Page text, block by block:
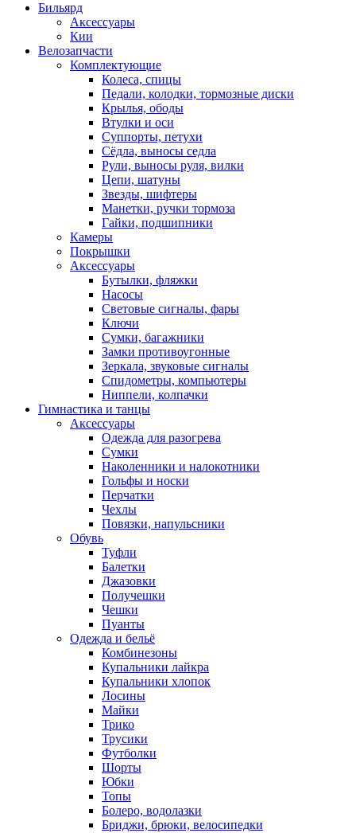
Бильярд
Аксессуары
Кии
Велозапчасти
Комплектующие
Колеса, спицы
Педали, колодки, тормозные диски
Крылья, ободы
Втулки и оси
Суппорты, петухи
Сёдла, выносы седла
Рули, выносы руля, вилки
Цепи, шатуны
Звезды, шифтеры
Манетки, ручки тормоза
Гайки, подшипники
Камеры
Покрышки
Аксессуары
Бутылки, фляжки
Насосы
Световые сигналы, фары
Ключи
Сумки, багажники
Замки противоугонные
Зеркала, звуковые сигналы
Спидометры, компьютеры
Ниппели, колпачки
Гимнастика и танцы
Аксессуары
Одежда для разогрева
Сумки
Наколенники и налокотники
Гольфы и носки
Перчатки
Чехлы
Повязки, напульсники
Обувь
Туфли
Балетки
Джазовки
Получешки
Чешки
Пуанты
Одежда и бельё
Комбинезоны
Купальники лайкра
Купальники хлопок
Лосины
Майки
Трико
Трусики
Футболки
Шорты
Юбки
Топы
Болеро, водолазки
Бриджи, брюки, велосипедки